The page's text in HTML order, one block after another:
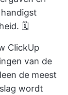
🗓
ClickUp
van de
de meest
wordt